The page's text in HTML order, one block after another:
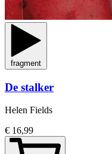
fragment
De stalker
Helen Fields
€ 16,99